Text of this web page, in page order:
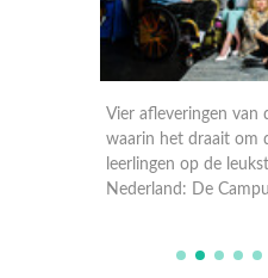
Vier afleveringen van
waarin het draait om
leerlingen op de
Nederland: De